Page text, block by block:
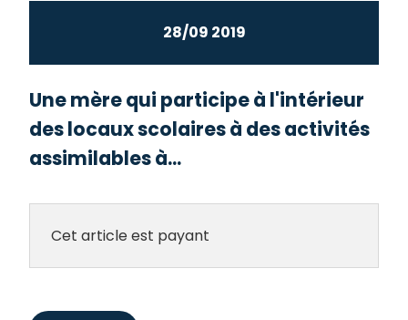
28/09 2019
Une mère qui participe à l'intérieur
des locaux scolaires à des activités
assimilables à...
Cet article est payant